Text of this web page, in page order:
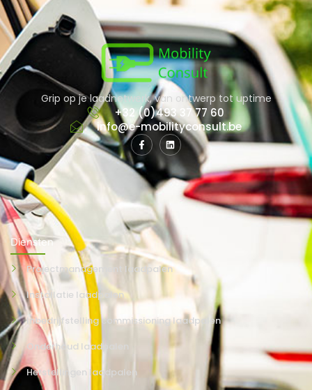
Grip op je laadnetwerk, van ontwerp tot uptime
+32 (0)493 37 77 60
info@e-mobilityconsult.be
Diensten
Projectmanagement laadpalen
Installatie laadpalen
Inbedrijfstelling commissioning laadpalen
Onderhoud laadpalen
Herstellingen laadpalen